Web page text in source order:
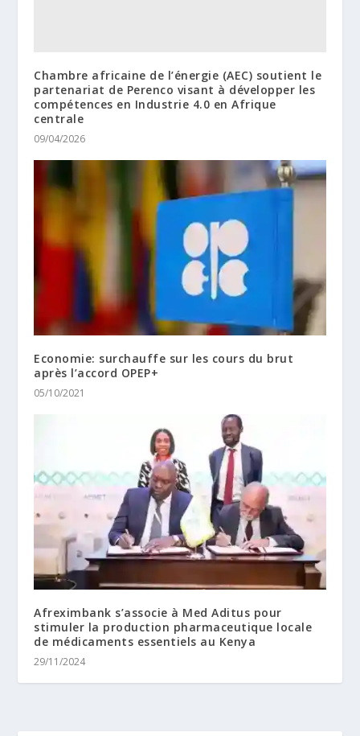
Chambre africaine de l’énergie (AEC) soutient le
partenariat de Perenco visant à développer les
compétences en Industrie 4.0 en Afrique
centrale
09/04/2026
Economie: surchauffe sur les cours du brut
après l’accord OPEP+
05/10/2021
Afreximbank s’associe à Med Aditus pour
stimuler la production pharmaceutique locale
de médicaments essentiels au Kenya
29/11/2024